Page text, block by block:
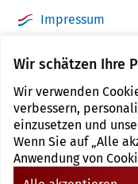
Wir schätzen Ihre
Wir verwenden
verbessern,
einzusetzen und
Wenn Sie auf „Alle
Anwendung von
Impressum
Barrierefreiheit
Sitemap
Kontakt
Cookie